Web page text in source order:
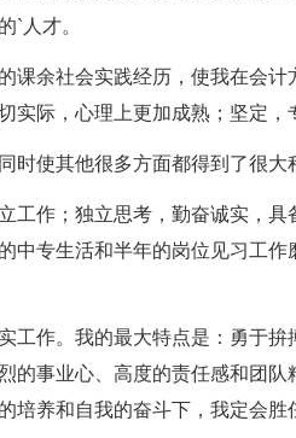
`人才。
余社会实践经历，使我在会计
际，心理上更加成熟；坚定，
使其他很多方面都得到了很大
作；独立思考，勤奋诚实，具
中专生活和半年的岗位见习工作
作。我的最大特点是：勇于拚
的事业心、高度的责任感和团队
养和自我的奋斗下，我定会胜